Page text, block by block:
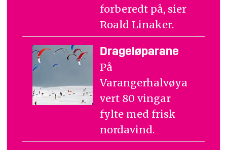
forberedt på, sier
Roald Linaker.
Drageløparane
På
Varangerhalvøya
vert 80 vingar
fylte med frisk
nordavind.